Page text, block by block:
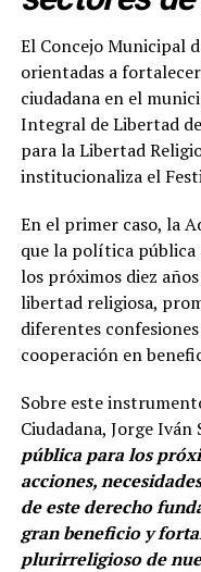
El Concejo Municipal
orientadas a
ciudadana en el
Integral de Libertad
para la Libertad
institucionaliza el
En el primer caso, la
que la política pública
los próximos diez
libertad religiosa,
diferentes
cooperación en
Sobre este
Ciudadana, Jorge Iván
pública para los
acciones,
de este derecho
gran beneficio y
plurirreligioso de